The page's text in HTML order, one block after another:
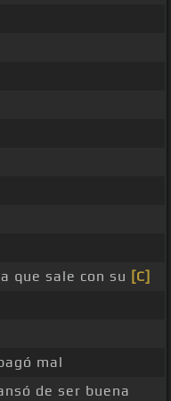
que sale con su [C]
mal
de ser buena